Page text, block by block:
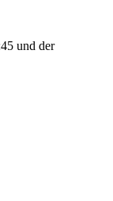
und der